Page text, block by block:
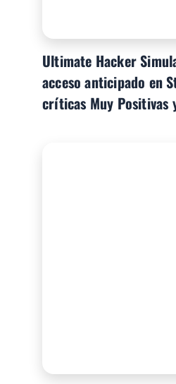
Ultimate Hacker
acceso anticipado en
críticas Muy Positivas